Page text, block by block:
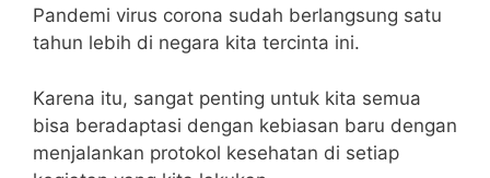
Pandemi virus corona sudah berlangsung satu
tahun lebih di negara kita tercinta ini.
Karena itu, sangat penting untuk kita semua
bisa beradaptasi dengan kebiasan baru dengan
menjalankan protokol kesehatan di setiap